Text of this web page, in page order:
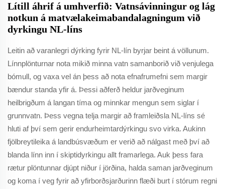
Lítill áhrif á umhverfið: Vatnsávinningur og lág
notkun á matvælakeimabandalagningum við
dyrkingu NL-líns
Leitin að varanlegri dýrking fyrir NL-lín byrjar beint á völlunum.
Línnplönturnar nota mikið minna vatn samanborið við venjulega
bómull, og vaxa vel án þess að nota efnafrumefni sem margir
bændur standa yfir á. Þessi aðferð heldur jarðveginum
heilbrigðum á langan tíma og minnkar mengun sem siglar í
grunnvatn. Þess vegna telja margir að framleiðsla NL-líns sé
hluti af því sem gerir endurheimtardýrkingu svo virka. Aukinn
fjölbreytileika á landbúsvæðum er verið að nálgast með því að
blanda línn inn í skiptidyrkingu allt framarlega. Auk þess fara
rætur plöntunnar djúpt niður í jörðina, halda saman jarðveginum
og koma í veg fyrir að yfirborðsjarðurinn flæði burt í stórum regni